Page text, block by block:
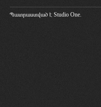
Պատրաստված է Studio One.